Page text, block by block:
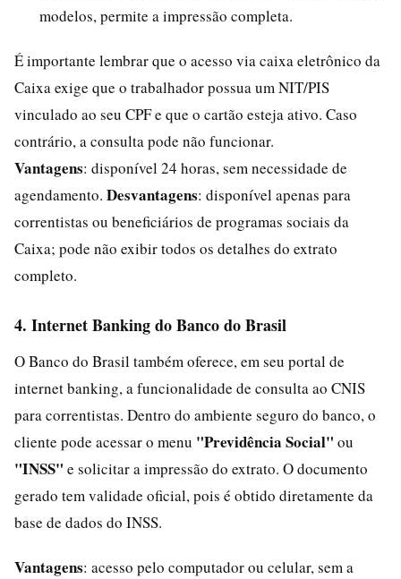
modelos, permite a impressão completa.
É importante lembrar que o acesso via caixa eletrônico da
Caixa exige que o trabalhador possua um NIT/PIS
vinculado ao seu CPF e que o cartão esteja ativo. Caso
contrário, a consulta pode não funcionar.
Vantagens: disponível 24 horas, sem necessidade de
agendamento. Desvantagens: disponível apenas para
correntistas ou beneficiários de programas sociais da
Caixa; pode não exibir todos os detalhes do extrato
completo.
4. Internet Banking do Banco do Brasil
O Banco do Brasil também oferece, em seu portal de
internet banking, a funcionalidade de consulta ao CNIS
para correntistas. Dentro do ambiente seguro do banco, o
cliente pode acessar o menu "Previdência Social" ou
"INSS" e solicitar a impressão do extrato. O documento
gerado tem validade oficial, pois é obtido diretamente da
base de dados do INSS.
Vantagens: acesso pelo computador ou celular, sem a